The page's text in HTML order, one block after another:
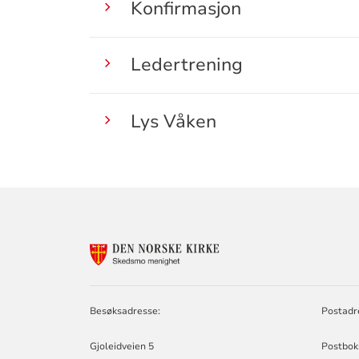
Konfirmasjon
Ledertrening
Lys Våken
Besøksadresse:
Gjoleidveien 5